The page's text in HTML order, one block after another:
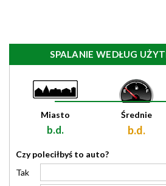
SPALANIE WEDŁUG
Miasto
b.d.
Średnie
b.d.
Czy poleciłbyś to auto?
Tak